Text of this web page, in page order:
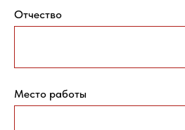
Отчество
Место работы